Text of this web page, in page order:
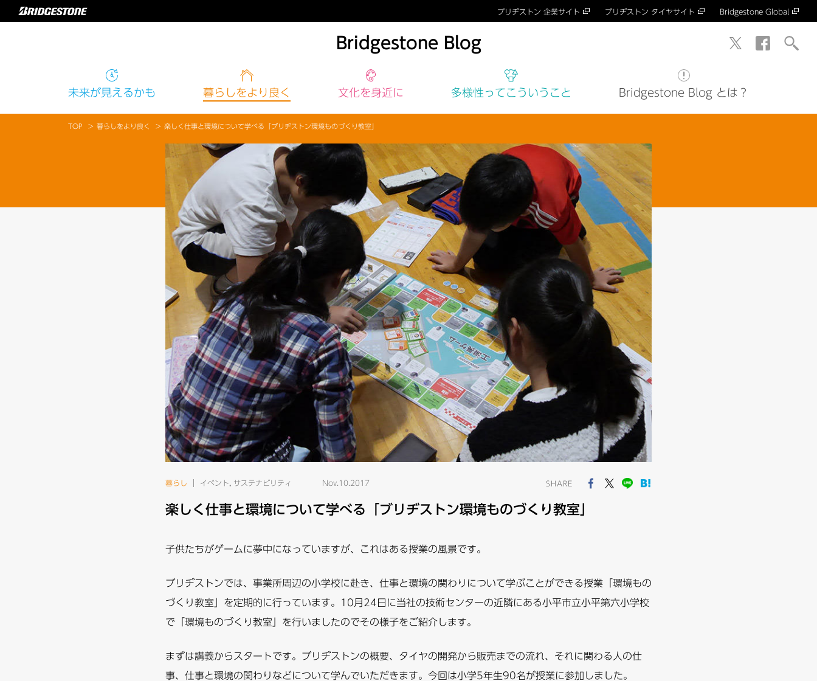
ブリヂストン 企業サイト ブリヂストン タイヤサイト Bridgestone Global
Bridgestone Blog
未来が見えるかも 暮らしをより良く 文化を身近に 多様性 ってこういうこと Bridgestone Blog とは？
TOP 暮らしをより良く 楽しく仕事と環境について学べる「ブリヂストン環境ものづくり教室」
楽しく仕事と環境について学べる「ブリヂストン環境ものづくり教室」
暮らし イベント サステナビリティ Nov.10.2017 SHARE
子供たちがゲームに夢中になっていますが、これはある授業の風景です。
ブリヂストンでは、事業所周辺の小学校に赴き、仕事と環境の関わりについて学ぶことができる授業「環境もの
づくり教室」を定期的に行っています。10月24日に当社の技術センターの近隣にある小平市立小平第六小学校
で「環境ものづくり教室」を行いましたのでその様子をご紹介します。
まずは講義からスタートです。ブリヂストンの概要、タイヤの開発から販売までの流れ、それに関わる人の仕
事、仕事と環境の関わりなどについて学んでいただきます。今回は小学5年生90名が授業に参加しました。